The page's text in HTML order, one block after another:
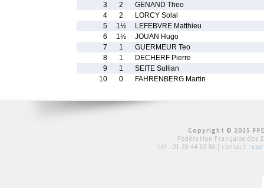
3
2
GENAND Theo
4
2
LORCY Solal
5
1½
LEFEBVRE Matthieu
6
1½
JOUAN Hugo
7
1
GUERMEUR Teo
8
1
DECHERF Pierre
9
1
SEITE Sullian
10
0 FAHRENBERG Martin
Copyright © 2015
Fédération Française des
tél : 01 39 44 65 80 | contact :